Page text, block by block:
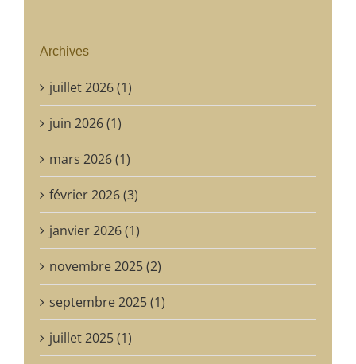
Archives
juillet 2026 (1)
juin 2026 (1)
mars 2026 (1)
février 2026 (3)
janvier 2026 (1)
novembre 2025 (2)
septembre 2025 (1)
juillet 2025 (1)